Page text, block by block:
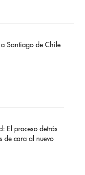
Santiago de Chile
El proceso detrás
de cara al nuevo